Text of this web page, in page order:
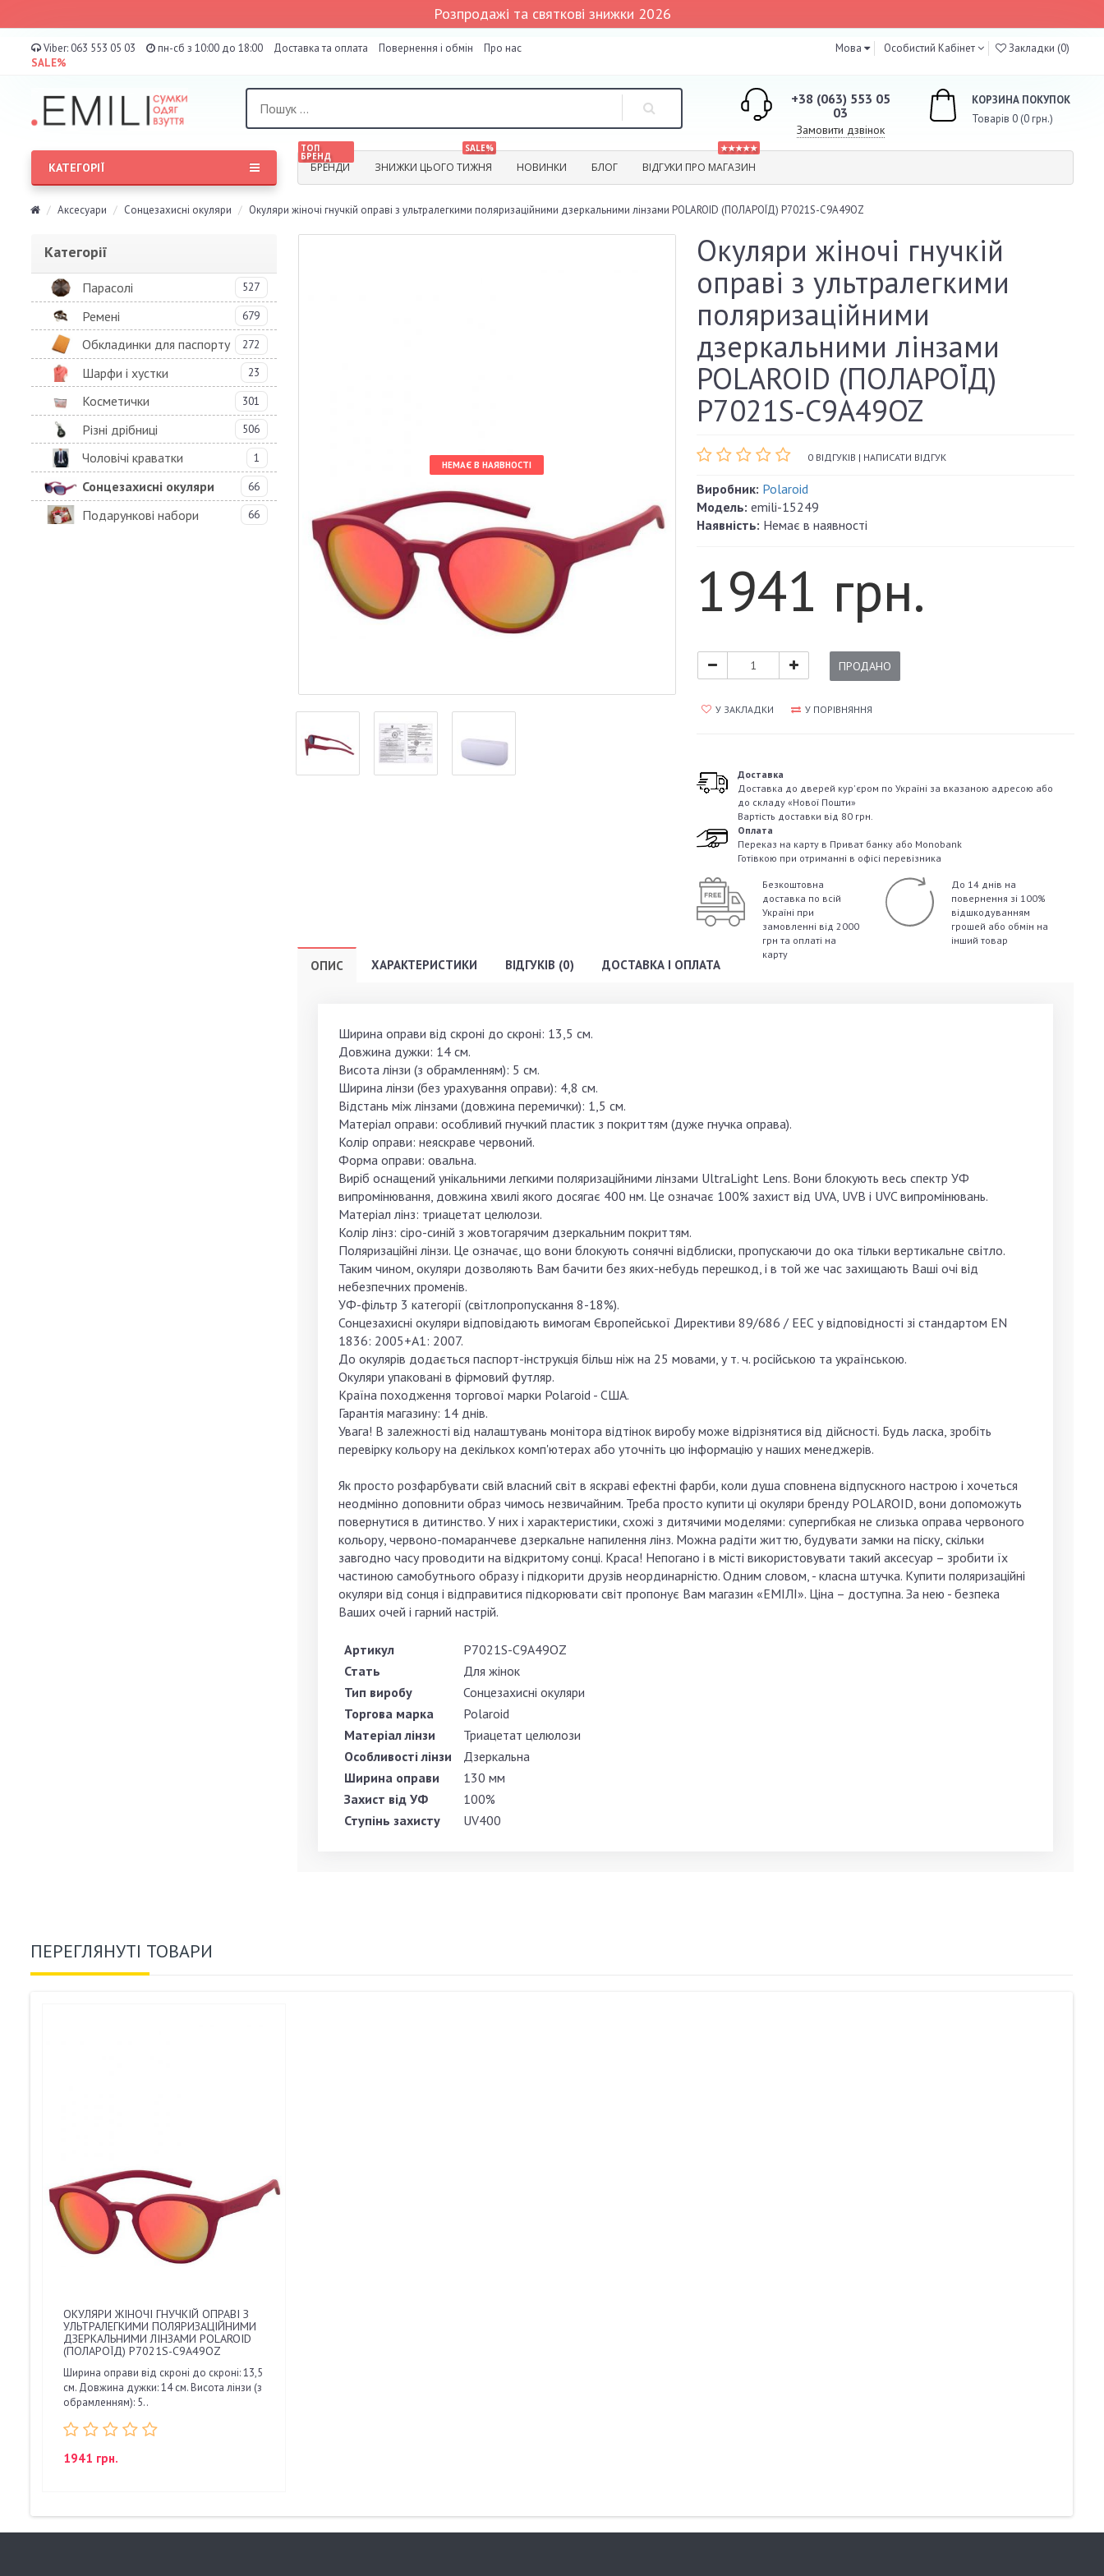
Розпродажі та святкові знижки 2026
Viber: 063 553 05 03 пн-сб з 10:00 до 18:00 Доставка та оплата Повернення і обмін
Про нас
SALE%
Мова Особистий Кабінет Закладки (0)
+38 (063) 553 05
03
Замовити дзвінок
КОРЗИНА ПОКУПОК
Товарів 0 (0 грн.)
ТОП
БРЕНД
БРЕНДИ
SALE%
ЗНИЖКИ ЦЬОГО ТИЖНЯ НОВИНКИ БЛОГ
★★★★★
ВІДГУКИ ПРО МАГАЗИН
КАТЕГОРІЇ
Аксесуари Сонцезахисні окуляри Окуляри жіночі гнучкій оправі з ультралегкими поляризаційними дзеркальними лінзами POLAROID (ПОЛАРОЇД) P7021S-C9A49OZ
Категорії
Парасолі 527
Ремені 679
Обкладинки для паспорту 272
Шарфи і хустки 23
Косметички 301
Різні дрібниці 506
Чоловічі краватки 1
Сонцезахисні окуляри 66
Подарункові набори 66
НЕМАЄ В НАЯВНОСТІ
Окуляри жіночі гнучкій
оправі з ультралегкими
поляризаційними
дзеркальними лінзами
POLAROID (ПОЛАРОЇД)
P7021S-C9A49OZ
0 ВІДГУКІВ | НАПИСАТИ ВІДГУК
Виробник: Polaroid
Модель: emili-15249
Наявність: Немає в наявності
1941 грн.
ПРОДАНО
У ЗАКЛАДКИ У ПОРІВНЯННЯ
Доставка
Доставка до дверей кур'єром по Україні за вказаною адресою або
до складу «Нової Пошти»
Вартість доставки від 80 грн.
Оплата
Переказ на карту в Приват банку або Monobank
Готівкою при отриманні в офісі перевізника
Безкоштовна
доставка по всій
Україні при
замовленні від 2000
грн та оплаті на
карту
До 14 днів на
повернення зі 100%
відшкодуванням
грошей або обмін на
інший товар
ОПИС ХАРАКТЕРИСТИКИ ВІДГУКІВ (0) ДОСТАВКА І ОПЛАТА
Ширина оправи від скроні до скроні: 13,5 см.
Довжина дужки: 14 см.
Висота лінзи (з обрамленням): 5 см.
Ширина лінзи (без урахування оправи): 4,8 см.
Відстань між лінзами (довжина перемички): 1,5 см.
Матеріал оправи: особливий гнучкий пластик з покриттям (дуже гнучка оправа).
Колір оправи: неяскраве червоний.
Форма оправи: овальна.
Виріб оснащений унікальними легкими поляризаційними лінзами UltraLight Lens. Вони блокують весь спектр УФ
випромінювання, довжина хвилі якого досягає 400 нм. Це означає 100% захист від UVA, UVB і UVC випромінювань.
Матеріал лінз: триацетат целюлози.
Колір лінз: сіро-синій з жовтогарячим дзеркальним покриттям.
Поляризаційні лінзи. Це означає, що вони блокують сонячні відблиски, пропускаючи до ока тільки вертикальне світло.
Таким чином, окуляри дозволяють Вам бачити без яких-небудь перешкод, і в той же час захищають Ваші очі від
небезпечних променів.
УФ-фільтр 3 категорії (світлопропускання 8-18%).
Сонцезахисні окуляри відповідають вимогам Європейської Директиви 89/686 / ЕЕС у відповідності зі стандартом EN
1836: 2005+А1: 2007.
До окулярів додається паспорт-інструкція більш ніж на 25 мовами, у т. ч. російською та українською.
Окуляри упаковані в фірмовий футляр.
Країна походження торгової марки Polaroid - США.
Гарантія магазину: 14 днів.
Увага! В залежності від налаштувань монітора відтінок виробу може відрізнятися від дійсності. Будь ласка, зробіть
перевірку кольору на декількох комп'ютерах або уточніть цю інформацію у наших менеджерів.
Як просто розфарбувати свій власний світ в яскраві ефектні фарби, коли душа сповнена відпускного настрою і хочеться
неодмінно доповнити образ чимось незвичайним. Треба просто купити ці окуляри бренду POLAROID, вони допоможуть
повернутися в дитинство. У них і характеристики, схожі з дитячими моделями: супергибкая не слизька оправа червоного
кольору, червоно-помаранчеве дзеркальне напилення лінз. Можна радіти життю, будувати замки на піску, скільки
завгодно часу проводити на відкритому сонці. Краса! Непогано і в місті використовувати такий аксесуар – зробити їх
частиною самобутнього образу і підкорити друзів неординарністю. Одним словом, - класна штучка. Купити поляризаційні
окуляри від сонця і відправитися підкорювати світ пропонує Вам магазин «ЕМІЛІ». Ціна – доступна. За нею - безпека
Ваших очей і гарний настрій.
Артикул
P7021S-C9A49OZ
Стать
Для жінок
Тип виробу
Сонцезахисні окуляри
Торгова марка
Polaroid
Матеріал лінзи
Триацетат целюлози
Особливості лінзи
Дзеркальна
Ширина оправи
130 мм
Захист від УФ
100%
Ступінь захисту
UV400
ПЕРЕГЛЯНУТІ ТОВАРИ
ОКУЛЯРИ ЖІНОЧІ ГНУЧКІЙ ОПРАВІ З
УЛЬТРАЛЕГКИМИ ПОЛЯРИЗАЦІЙНИМИ
ДЗЕРКАЛЬНИМИ ЛІНЗАМИ POLAROID
(ПОЛАРОЇД) P7021S-C9A49OZ
Ширина оправи від скроні до скроні: 13,5
см. Довжина дужки: 14 см. Висота лінзи (з
обрамленням): 5..
1941 грн.